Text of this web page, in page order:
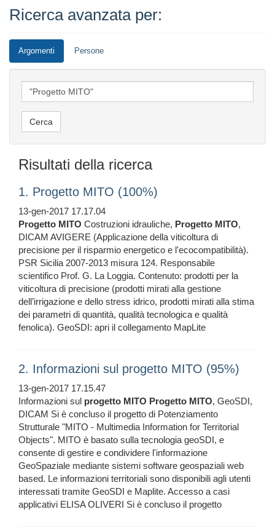
Ricerca avanzata per:
Argomenti Persone
Risultati della ricerca
1. Progetto MITO (100%)
13-gen-2017 17.17.04
Progetto MITO Costruzioni idrauliche, Progetto MITO,
DICAM AVIGERE (Applicazione della viticoltura di
precisione per il risparmio energetico e l'ecocompatibilità).
PSR Sicilia 2007-2013 misura 124. Responsabile
scientifico Prof. G. La Loggia. Contenuto: prodotti per la
viticoltura di precisione (prodotti mirati alla gestione
dell’irrigazione e dello stress idrico, prodotti mirati alla stima
dei parametri di quantità, qualità tecnologica e qualità
fenolica). GeoSDI: apri il collegamento MapLite
2. Informazioni sul progetto MITO (95%)
13-gen-2017 17.15.47
Informazioni sul progetto MITO Progetto MITO, GeoSDI,
DICAM Si è concluso il progetto di Potenziamento
Strutturale "MITO - Multimedia Information for Territorial
Objects". MITO è basato sulla tecnologia geoSDI, e
consente di gestire e condividere l'informazione
GeoSpaziale mediante sistemi software geospaziali web
based. Le informazioni territoriali sono disponibili agli utenti
interessati tramite GeoSDI e Maplite. Accesso a casi
applicativi ELISA OLIVERI Si è concluso il progetto